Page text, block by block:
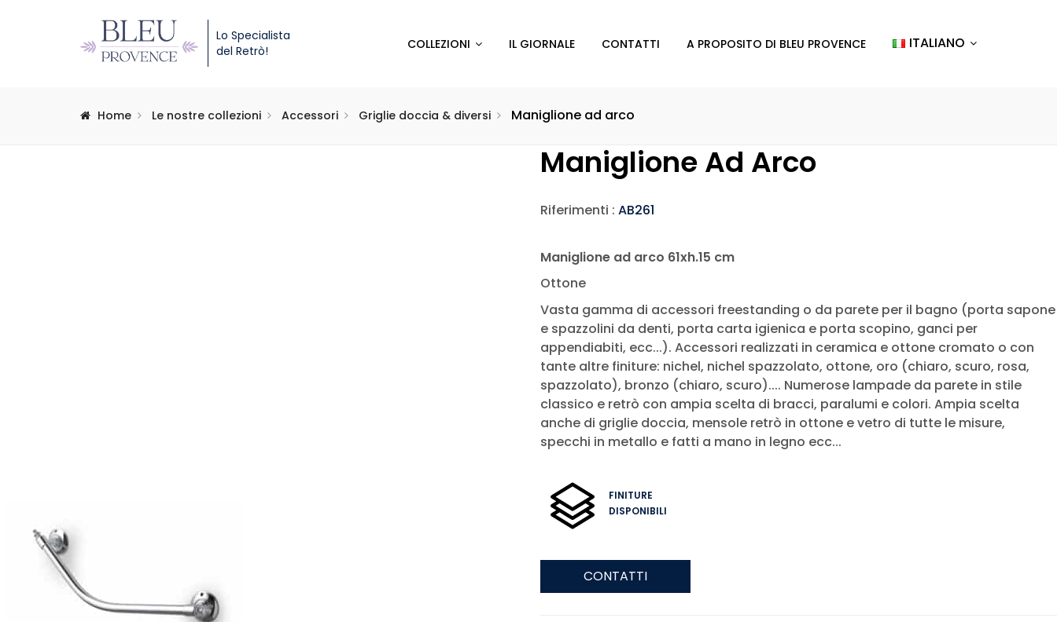
Lo Specialista
del Retrò!
COLLEZIONI IL GIORNALE CONTATTI A PROPOSITO DI BLEU PROVENCE ITALIANO
Home Le nostre collezioni Accessori Griglie doccia & diversi Maniglione ad arco
Maniglione Ad Arco
Riferimenti : AB261
Maniglione ad arco 61xh.15 cm
Ottone
Vasta gamma di accessori freestanding o da parete per il bagno (porta sapone
e spazzolini da denti, porta carta igienica e porta scopino, ganci per
appendiabiti, ecc...). Accessori realizzati in ceramica e ottone cromato o con
tante altre finiture: nichel, nichel spazzolato, ottone, oro (chiaro, scuro, rosa,
spazzolato), bronzo (chiaro, scuro).... Numerose lampade da parete in stile
classico e retrò con ampia scelta di bracci, paralumi e colori. Ampia scelta
anche di griglie doccia, mensole retrò in ottone e vetro di tutte le misure,
specchi in metallo e fatti a mano in legno ecc...
FINITURE
DISPONIBILI
CONTATTI